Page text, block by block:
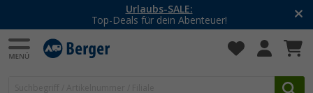
Urlaubs-SALE:
Top-Deals für dein Abenteuer!